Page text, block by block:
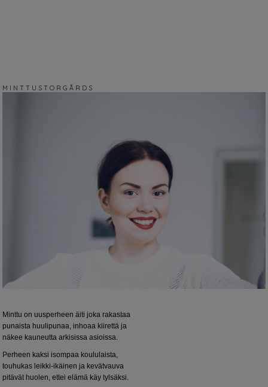
M I N T T U S T O R G Å R D S
Minttu on uusperheen äiti joka rakastaa
punaista huulipunaa, inhoaa kiirettä ja
näkee kauneutta arkisissa asioissa.
Perheen kaksi isompaa koululaista,
touhukas leikki-ikäinen ja kevätvauva
pitävät huolen, ettei elämä käy tylsäksi.